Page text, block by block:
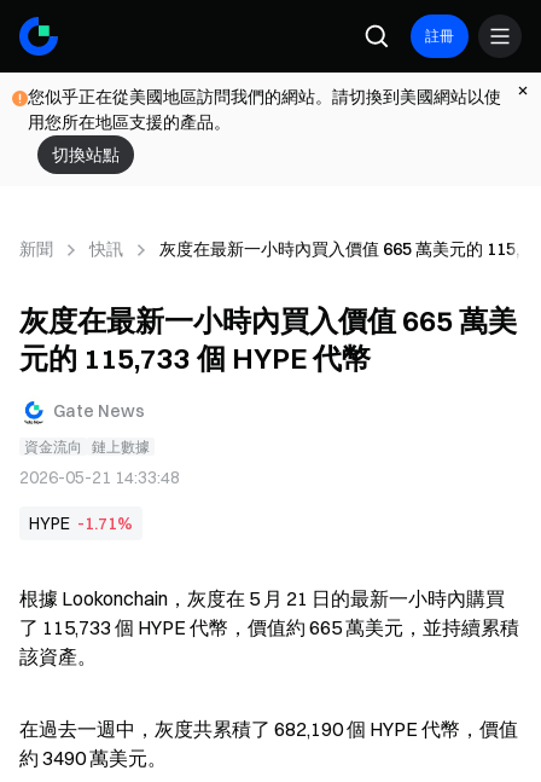
註冊
您似乎正在從美國地區訪問我們的網站。請切換到美國網站以使
用您所在地區支援的產品。
切換站點
新聞 快訊 灰度在最新一小時內買入價值 665 萬美元的
灰度在最新一小時內買入價值 665 萬美
元的 115,733 個 HYPE 代幣
Gate News
資金流向 鏈上數據
2026-05-21 14:33:48
HYPE -1.71%
根據 Lookonchain，灰度在 5 月 21 日的最新一小時內購買
了 115,733 個 HYPE 代幣，價值約 665 萬美元，並持續累積
該資產。
在過去一週中，灰度共累積了 682,190 個 HYPE 代幣，價值
約 3490 萬美元。